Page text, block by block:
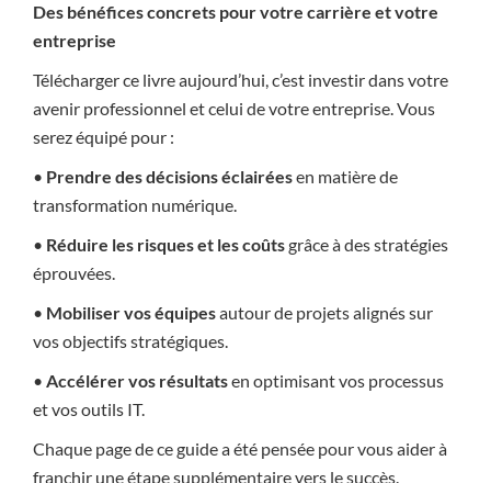
Des bénéfices concrets pour votre carrière et votre
entreprise
Télécharger ce livre aujourd’hui, c’est investir dans votre
avenir professionnel et celui de votre entreprise. Vous
serez équipé pour :
• Prendre des décisions éclairéesen matière de
transformation numérique.
• Réduire les risques et les coûtsgrâce à des stratégies
éprouvées.
• Mobiliser vos équipesautour de projets alignés sur
vos objectifs stratégiques.
• Accélérer vos résultatsen optimisant vos processus
et vos outils IT.
Chaque page de ce guide a été pensée pour vous aider à
franchir une étape supplémentaire vers le succès.